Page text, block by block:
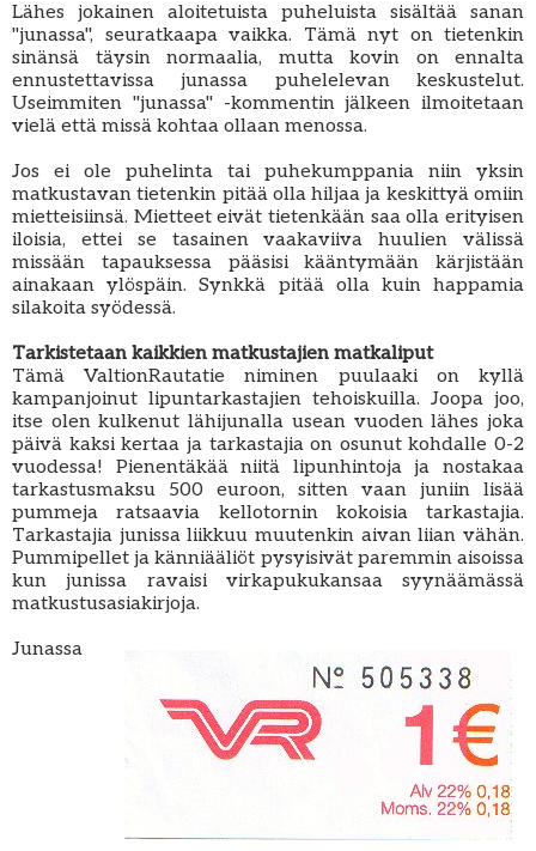
Lähes jokainen aloitetuista puheluista sisältää sanan
"junassa", seuratkaapa vaikka. Tämä nyt on tietenkin
sinänsä täysin normaalia, mutta kovin on ennalta
ennustettavissa junassa puhelelevan keskustelut.
Useimmiten "junassa" -kommentin jälkeen ilmoitetaan
vielä että missä kohtaa ollaan menossa.
Jos ei ole puhelinta tai puhekumppania niin yksin
matkustavan tietenkin pitää olla hiljaa ja keskittyä omiin
mietteisiinsä. Mietteet eivät tietenkään saa olla erityisen
iloisia, ettei se tasainen vaakaviiva huulien välissä
missään tapauksessa pääsisi kääntymään kärjistään
ainakaan ylöspäin. Synkkä pitää olla kuin happamia
silakoita syödessä.
Tarkistetaan kaikkien matkustajien matkaliput
Tämä ValtionRautatie niminen puulaaki on kyllä
kampanjoinut lipuntarkastajien tehoiskuilla. Joopa joo,
itse olen kulkenut lähijunalla usean vuoden lähes joka
päivä kaksi kertaa ja tarkastajia on osunut kohdalle 0-2
vuodessa! Pienentäkää niitä lipunhintoja ja nostakaa
tarkastusmaksu 500 euroon, sitten vaan juniin lisää
pummeja ratsaavia kellotornin kokoisia tarkastajia.
Tarkastajia junissa liikkuu muutenkin aivan liian vähän.
Pummipellet ja känniääliöt pysyisivät paremmin aisoissa
kun junissa ravaisi virkapukukansaa syynäämässä
matkustusasiakirjoja.
Junassa